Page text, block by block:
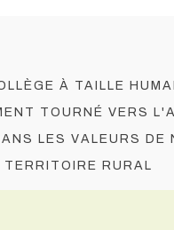
à taille
tourné vers
les valeurs de
territoire rural